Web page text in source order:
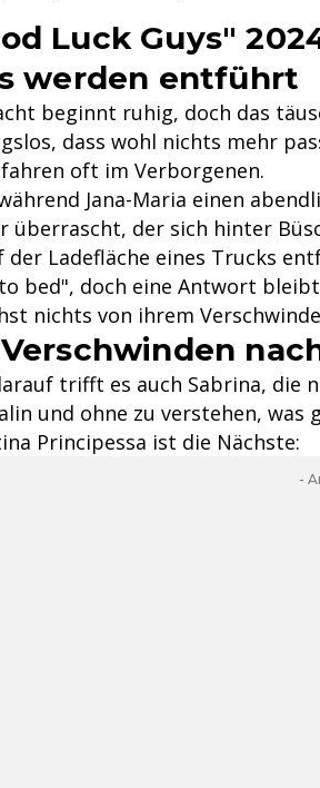
Luck Guys"
werden entführt
beginnt ruhig, doch das
dass wohl nichts mehr
oft im Verborgenen.
Jana-Maria einen
überrascht, der sich hinter
der Ladefläche eines Trucks
bed", doch eine Antwort
nichts von ihrem
trifft es auch Sabrina, die
und ohne zu verstehen,
Principessa ist die Nächste:
-